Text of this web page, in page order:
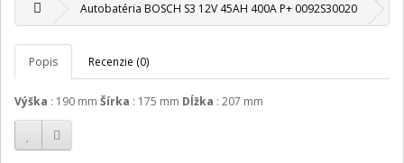
Autobatéria BOSCH S3 12V 45AH 400A P+ 0092S30020
Popis Recenzie (0)
Výška : 190 mm Šírka : 175 mm Dĺžka : 207 mm